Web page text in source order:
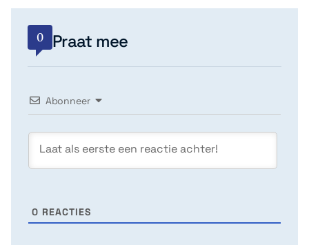
0 Praat mee
Abonneer
0 REACTIES